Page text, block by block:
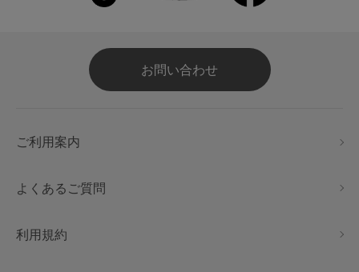
お問い合わせ
ご利用案内
よくあるご質問
利用規約